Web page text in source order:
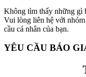
Không tìm thấy những gì
Vui lòng liên hệ với
cầu cá nhân của bạn.
YÊU CẦU BÁO